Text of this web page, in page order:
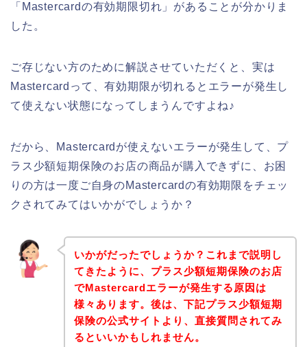
「Mastercardの有効期限切れ」があることが分かりま
した。
ご存じない方のために解説させていただくと、実は
Mastercardって、有効期限が切れるとエラーが発生し
て使えない状態になってしまうんですよね♪
だから、Mastercardが使えないエラーが発生して、プ
ラス少額短期保険のお店の商品が購入できずに、お困
りの方は一度ご自身のMastercardの有効期限をチェッ
クされてみてはいかがでしょうか？
いかがだったでしょうか？これまで説明し
てきたように、プラス少額短期保険のお店
でMastercardエラーが発生する原因は
様々あります。後は、下記プラス少額短期
保険の公式サイトより、直接質問されてみ
るといいかもしれません。